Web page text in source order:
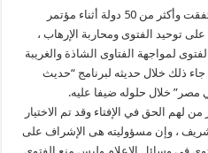
قال مكرم محمد أحمد : إن مصر قد اتفقت وأكثر من 50 دولة أثناء مؤتمر
توحيد الفتوى ومحاربة الإرهاب ،
لمواجهة الفتاوى الشاذة والغريبة
ذلك خلال حديثه لبرنامج “حديث
مصر” خلال حلوله ضيفا عليه.
لهم الحق في الإفتاء وقد تم الاختيار
، وإن مسؤوليته هى الإشراف على